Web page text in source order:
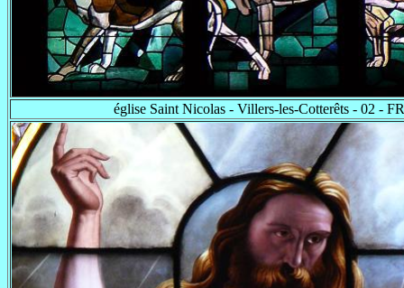
église Saint Nicolas - Villers-les-Cotterêts - 02 -